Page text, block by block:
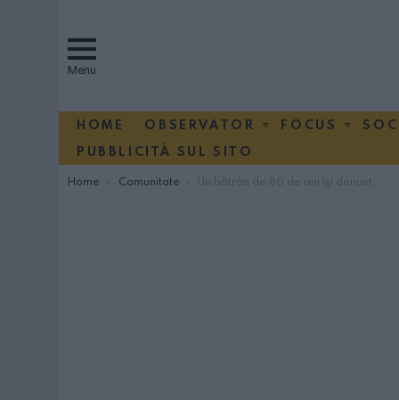
Menu
HOME OBSERVATOR FOCUS
PUBBLICITÀ SUL SITO
You are here:
Home Comunitate Un bătrân de 80 de ani îşi denunţă “badanta” pentru vătămare corporală. Ea ripostează: “e iubitul meu şi sunt însărcinată”